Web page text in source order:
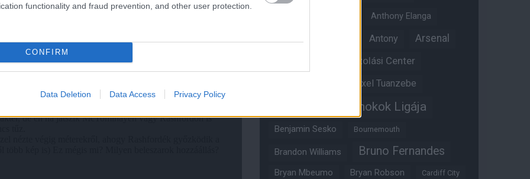
functionality and fraud prevention, and other user protection.
CONFIRM
Data Deletion Data Access Privacy Policy
Anthony Elanga
Antony Arsenal
Átigazolási Center
Axel Tuanzebe
Bajnokok Ligája
Benjamin Sesko Bournemouth
Brandon Williams Bruno Fernandes
Bryan Mbeumo Bryan Robson Cardiff City